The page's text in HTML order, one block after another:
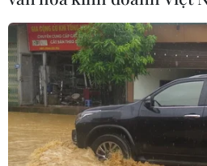
cung cấp các thiết bị y tế để
qua đợt bùng phát của dịch